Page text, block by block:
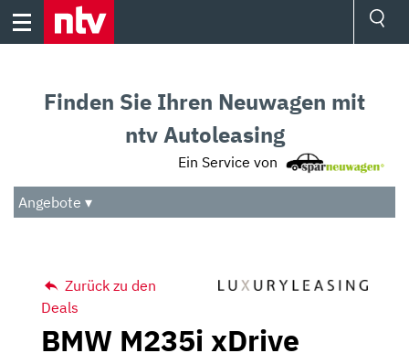
Skip
Audio
Das Beste
Finden Sie Ihren Neuwagen mit
ntv Autoleasing
Ein Service von
Angebote ▾
Zurück zu den
Deals
BMW M235i xDrive